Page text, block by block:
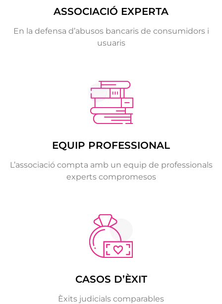
ASSOCIACIÓ EXPERTA
En la defensa d’abusos bancaris de consumidors i
usuaris
EQUIP PROFESSIONAL
L’associació compta amb un equip de professionals
experts compromesos
CASOS D’ÈXIT
Èxits judicials comparables